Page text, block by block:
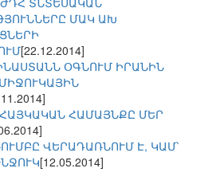
ՄԱԿ ԱԽ
[22.12.2014]
ՕԳՆՈՒՄ ԻՐԱՆԻՆ
ՀԱՄԱՅՆՔԸ ՄԵՐ
ՎԵՐԱԴԱՌՆՈՒՄ Է, ԿԱՄ՝
[12.05.2014]